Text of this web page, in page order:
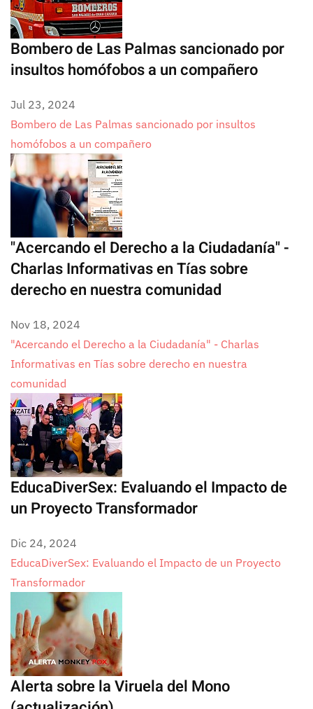
Bombero de Las Palmas sancionado por
insultos homófobos a un compañero
Jul 23, 2024
Bombero de Las Palmas sancionado por insultos
homófobos a un compañero
"Acercando el Derecho a la Ciudadanía" -
Charlas Informativas en Tías sobre
derecho en nuestra comunidad
Nov 18, 2024
"Acercando el Derecho a la Ciudadanía" - Charlas
Informativas en Tías sobre derecho en nuestra
comunidad
EducaDiverSex: Evaluando el Impacto de
un Proyecto Transformador
Dic 24, 2024
EducaDiverSex: Evaluando el Impacto de un Proyecto
Transformador
Alerta sobre la Viruela del Mono